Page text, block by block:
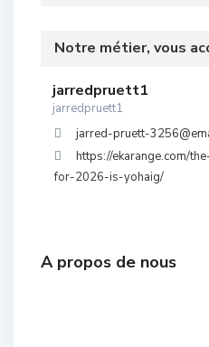
Notre métier, vous
jarredpruett1
jarredpruett1
jarred-pruett-
https://ekarange.com/
for-2026-is-yohaig/
A propos de nous